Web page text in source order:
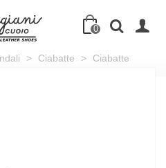
0
> Ciabatte >
Ciabatte